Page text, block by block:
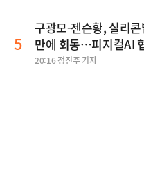
5
구광모-젠슨황, 실리
만에 회동…피지컬AI
20:16 정진주 기자